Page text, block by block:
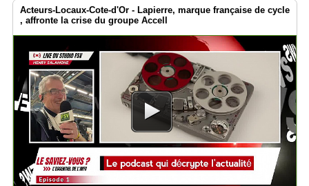
Acteurs-Locaux-Cote-d'Or - Lapierre, marque française de cycle
, affronte la crise du groupe Accell